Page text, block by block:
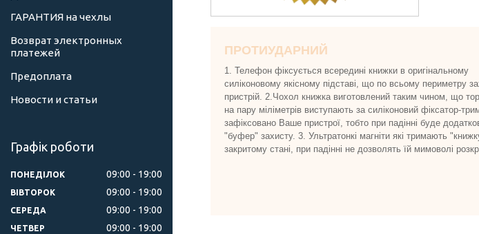
ПРОТИУДАРНИЙ
1. Телефон фіксується всередині книжки в оригінальному
силіконовому якісному підставі, що по всьому периметру
пристрій. 2.Чохол книжка виготовлений таким чином, що
на пару міліметрів виступають за силіконовий фіксатор-
зафіксовано Ваше пристрої, тобто при падінні буде
"буфер" захисту. 3. Ультратонкі магніти які тримають
закритому стані, при падінні не дозволять їй мимоволі
ГАРАНТИЯ на чехлы
Возврат электронных
платежей
Предоплата
Новости и статьи
Графік роботи
ПОНЕДІЛОК 09:00 19:00
ВІВТОРОК 09:00 19:00
СЕРЕДА 09:00 19:00
ЧЕТВЕР 09:00 19:00